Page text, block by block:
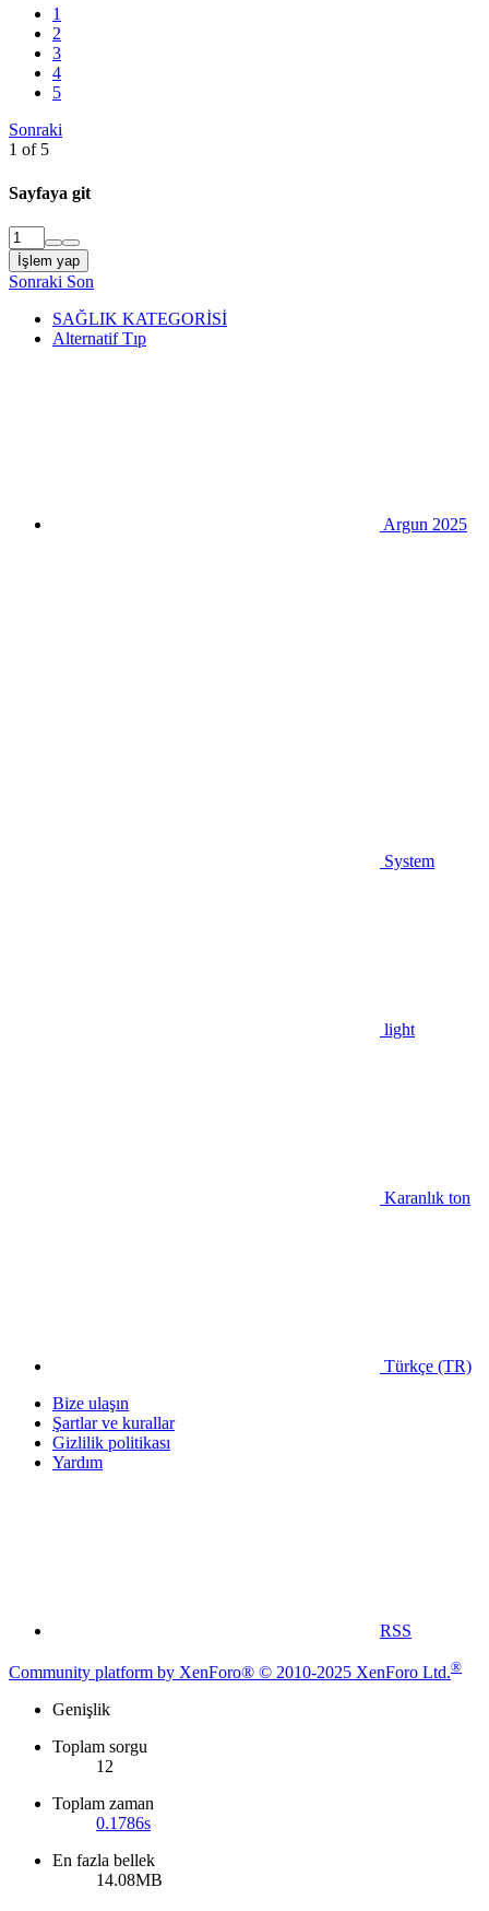
1
2
3
4
5
Sonraki
1 of 5
Sayfaya git
İşlem yap
Sonraki Son
SAĞLIK KATEGORİSİ
Alternatif Tıp
Argun 2025
System
light
Karanlık ton
Türkçe (TR)
Bize ulaşın
Şartlar ve kurallar
Gizlilik politikası
Yardım
RSS
Community platform by XenForo® © 2010-2025 XenForo Ltd.®
Genişlik
Toplam sorgu
12
Toplam zaman
0.1786s
En fazla bellek
14.08MB